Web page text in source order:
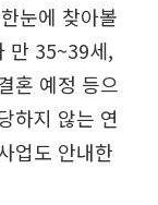
눈에 찾아볼
만 35~39세,
혼 예정 등으
하지 않는 연
업도 안내한